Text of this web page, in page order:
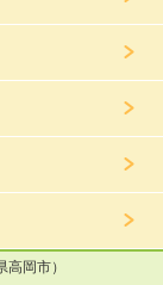
高岡市）